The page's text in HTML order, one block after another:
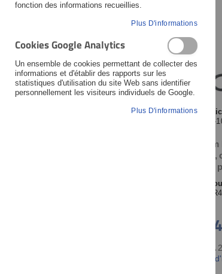
KTH-
Covers,
plated, 1
TTC TVA
hors Frais
Veuillez sélectionner ...
fonction des informations recueillies.
Plus D'informations
Cookies Google Analytics
Un ensemble de cookies permettant de collecter des
informations et d'établir des rapports sur les
statistiques d'utilisation du site Web sans identifier
personnellement les visiteurs individuels de Google.
Plus D'informations